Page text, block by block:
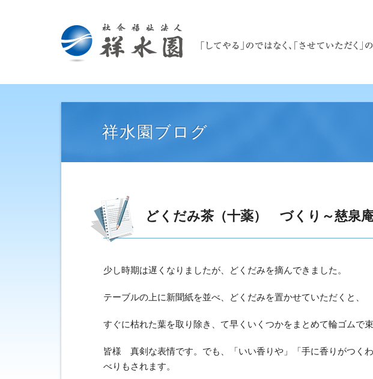
祥水園ブログ
どくだみ茶（十薬） づくり～慈泉
少し時期は遅くなりましたが、どくだみを摘んできました。
テーブルの上に新聞紙を並べ、どくだみを置かせていただくと、
すぐに枯れた葉を取り除き、て早くいくつかをまとめて輪ゴムで
皆様 真剣な表情です。でも、「いい香りや」「手に香りがつく
べりもされます。